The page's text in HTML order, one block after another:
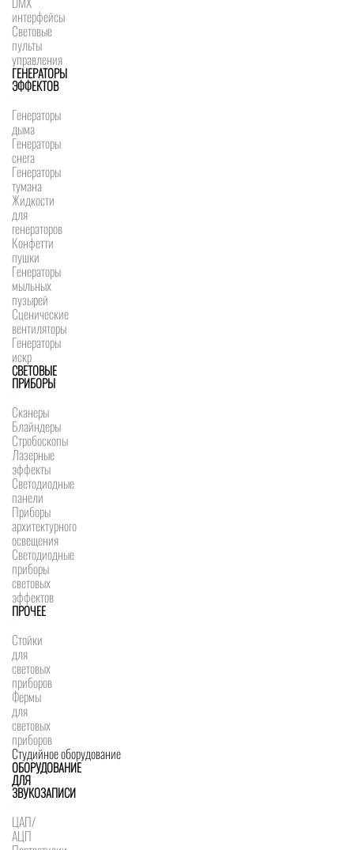
интерфейсы
Световые
пульты
управления
ГЕНЕРАТОРЫ
ЭФФЕКТОВ
Генераторы
дыма
Генераторы
снега
Генераторы
тумана
Жидкости
для
генераторов
Конфетти
пушки
Генераторы
мыльных
пузырей
Сценические
вентиляторы
Генераторы
искр
СВЕТОВЫЕ
ПРИБОРЫ
Сканеры
Блайндеры
Стробоскопы
Лазерные
эффекты
Светодиодные
панели
Приборы
архитектурного
освещения
Светодиодные
приборы
световых
эффектов
ПРОЧЕЕ
Стойки
для
световых
приборов
Фермы
для
световых
приборов
Студийное оборудование
ОБОРУДОВАНИЕ
ДЛЯ
ЗВУКОЗАПИСИ
ЦАП/
АЦП